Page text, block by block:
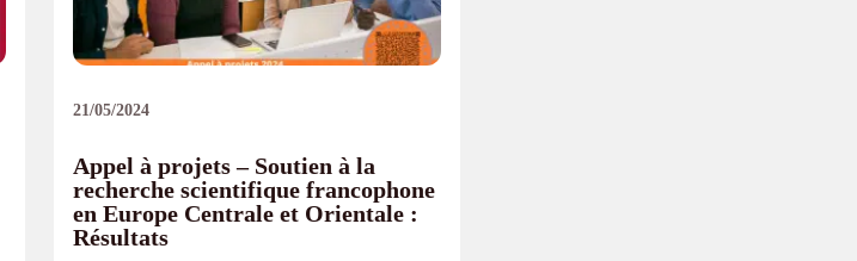
21/05/2024
Appel à projets – Soutien à la
recherche scientifique francophone
en Europe Centrale et Orientale :
Résultats